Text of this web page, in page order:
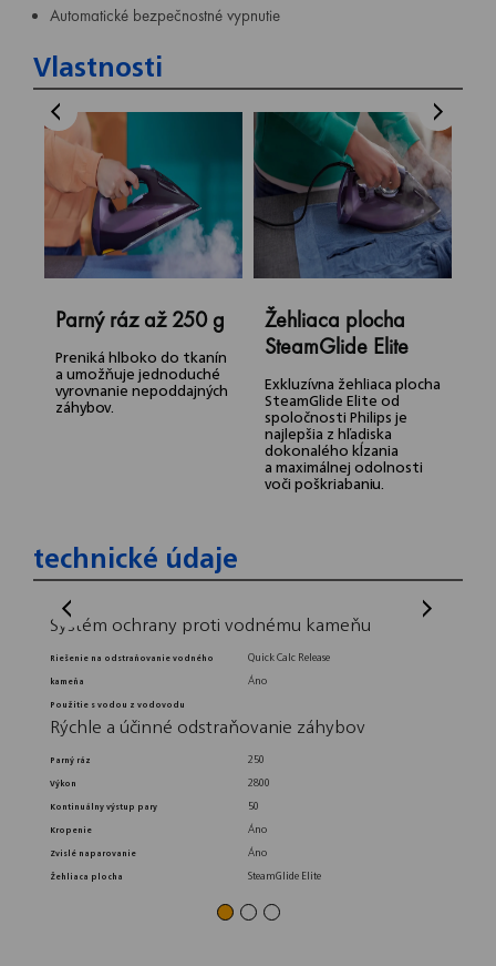
Automatické bezpečnostné vypnutie
Vlastnosti
Parný ráz až 250 g
Preniká hlboko do tkanín
a umožňuje jednoduché
vyrovnanie nepoddajných
záhybov.
Žehliaca plocha
SteamGlide Elite
Exkluzívna žehliaca plocha
SteamGlide Elite od
spoločnosti Philips je
najlepšia z hľadiska
dokonalého kĺzania
a maximálnej odolnosti
voči poškriabaniu.
technické údaje
Systém ochrany proti vodnému kameňu
Riešenie na odstraňovanie vodného
kameňa
Použitie s vodou z vodovodu
Quick Calc Release
Áno
Rýchle a účinné odstraňovanie záhybov
Parný ráz
Výkon
Kontinuálny výstup pary
Kropenie
Zvislé naparovanie
Žehliaca plocha
250
2800
50
Áno
Áno
SteamGlide Elite